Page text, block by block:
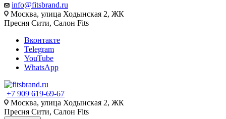
info@fitsbrand.ru
Москва, улица Ходынская 2, ЖК
Пресня Сити, Салон Fits
Вконтакте
Telegram
YouTube
WhatsApp
+7 909 619-69-67
Москва, улица Ходынская 2, ЖК
Пресня Сити, Салон Fits